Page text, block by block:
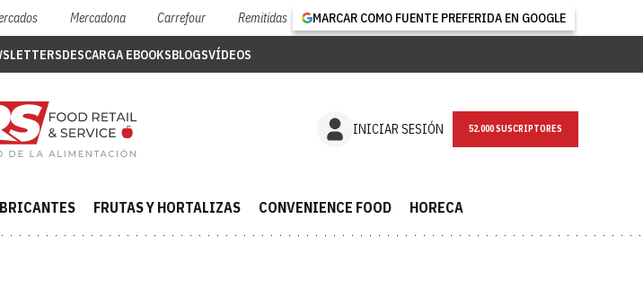
Mercadona Carrefour Remitidas MARCAR COMO FUENTE PREFERIDA EN GOOGLE
DESCARGA EBOOKSBLOGSVÍDEOS
INICIAR SESIÓN NEWSLETTER
FRUTAS Y HORTALIZAS CONVENIENCE FOOD HORECA